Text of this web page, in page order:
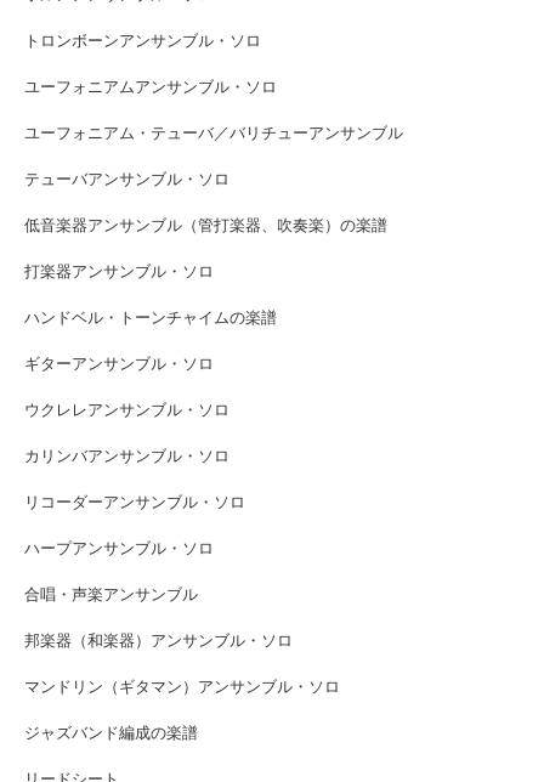
トロンボーンアンサンブル・ソロ
ユーフォニアムアンサンブル・ソロ
ユーフォニアム・テューバ／バリチューアンサンブル
テューバアンサンブル・ソロ
低音楽器アンサンブル（管打楽器、吹奏楽）の楽譜
打楽器アンサンブル・ソロ
ハンドベル・トーンチャイムの楽譜
ギターアンサンブル・ソロ
ウクレレアンサンブル・ソロ
カリンバアンサンブル・ソロ
リコーダーアンサンブル・ソロ
ハープアンサンブル・ソロ
合唱・声楽アンサンブル
邦楽器（和楽器）アンサンブル・ソロ
マンドリン（ギタマン）アンサンブル・ソロ
ジャズバンド編成の楽譜